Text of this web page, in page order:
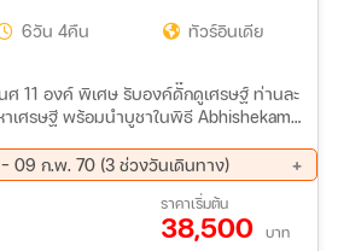
6วัน 4คืน ทัวร์อินเดีย
เศรษฐี พร้อมนำบูชาในพิธี Abhishekam
09 ก.พ. 70 (3 ช่วงวันเดินทาง)
07 ธ.ค. 69 - 12 ธ.ค. 69
ราคาเริ่มต้น
38,500 บาท